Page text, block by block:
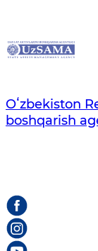
Oʻzbekiston
boshqarish